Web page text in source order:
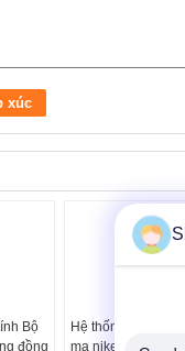
Bộ
đồng
Hệ thống treo cáp
mạ niken với bộ